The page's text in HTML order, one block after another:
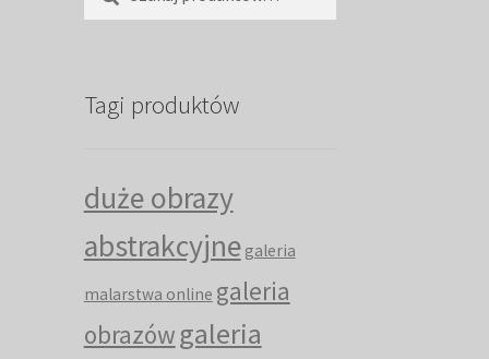
Tagi produktów
duże obrazy
abstrakcyjne galeria
malarstwa online galeria
obrazów galeria